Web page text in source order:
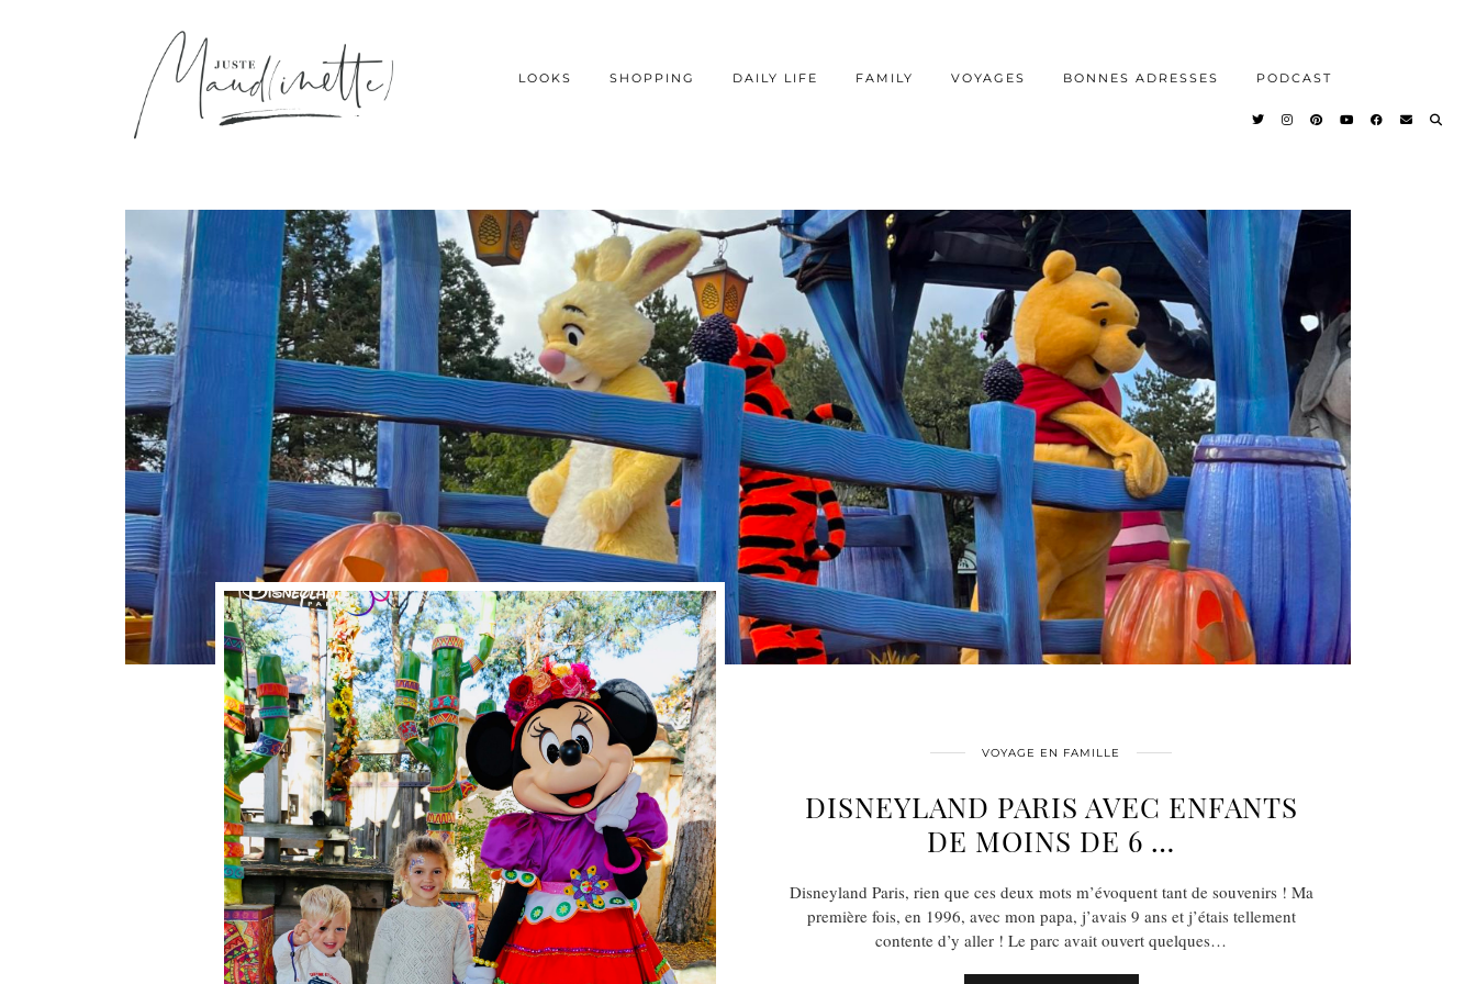
LOOKS SHOPPING DAILY LIFE FAMILY VOYAGES BONNES ADRESSES PODCAST
VOYAGE EN FAMILLE
DISNEYLAND PARIS AVEC ENFANTS
DE MOINS DE 6 …
Disneyland Paris, rien que ces deux mots m’évoquent tant de souvenirs ! Ma
première fois, en 1996, avec mon papa, j’avais 9 ans et j’étais tellement
contente d’y aller ! Le parc avait ouvert quelques…